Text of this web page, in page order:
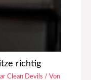
richtig
Clean Devils / Von